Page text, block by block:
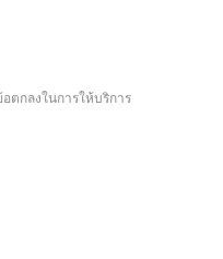
ตกลงในการให้บริการ